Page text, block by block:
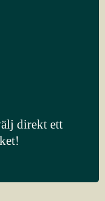
direkt ett